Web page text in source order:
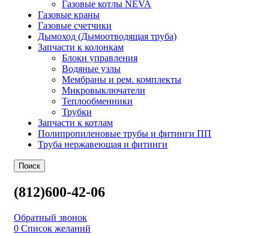
Газовые котлы NEVA
Газовые краны
Газовые счетчики
Дымоход (Дымоотводящая труба)
Запчасти к колонкам
Блоки управления
Водяные узлы
Мембраны и рем. комплекты
Микровыключатели
Теплообменники
Трубки
Запчасти к котлам
Полипропиленовые трубы и фитинги ПП
Труба нержавеющая и фитинги
Поиск
(812)600-42-06
Обратный звонок
0 Список желаний